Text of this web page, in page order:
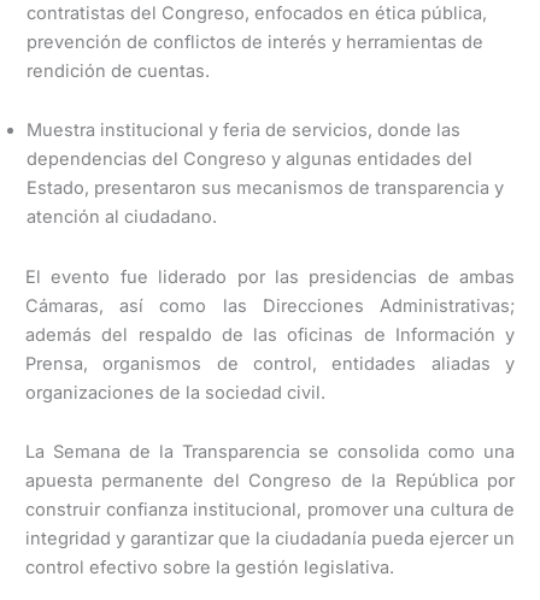
contratistas del Congreso, enfocados en ética pública,
prevención de conflictos de interés y herramientas de
rendición de cuentas.
Muestra institucional y feria de servicios, donde las
dependencias del Congreso y algunas entidades del
Estado, presentaron sus mecanismos de transparencia y
atención al ciudadano.
El evento fue liderado por las presidencias de ambas
Cámaras, así como las Direcciones Administrativas;
además del respaldo de las oficinas de Información y
Prensa, organismos de control, entidades aliadas y
organizaciones de la sociedad civil.
La Semana de la Transparencia se consolida como una
apuesta permanente del Congreso de la República por
construir confianza institucional, promover una cultura de
integridad y garantizar que la ciudadanía pueda ejercer un
control efectivo sobre la gestión legislativa.